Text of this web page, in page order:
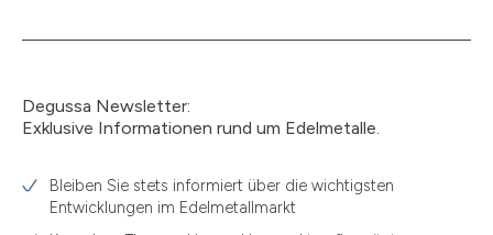
Degussa Newsletter:
Exklusive Informationen rund um Edelmetalle.
Bleiben Sie stets informiert über die wichtigsten
Entwicklungen im Edelmetallmarkt